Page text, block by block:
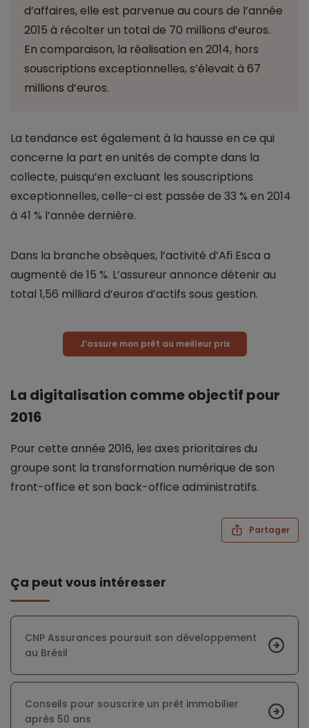
d’affaires, elle est parvenue au cours de l’année
2015 à récolter un total de 70 millions d’euros.
En comparaison, la réalisation en 2014, hors
souscriptions exceptionnelles, s’élevait à 67
millions d’euros.
La tendance est également à la hausse en ce qui
concerne la part en unités de compte dans la
collecte, puisqu’en excluant les souscriptions
exceptionnelles, celle-ci est passée de 33 % en 2014
à 41 % l’année dernière.
Dans la branche obsèques, l’activité d’Afi Esca a
augmenté de 15 %. L’assureur annonce détenir au
total 1,56 milliard d’euros d’actifs sous gestion.
J’assure mon prêt au meilleur prix
La digitalisation comme objectif pour
2016
Pour cette année 2016, les axes prioritaires du
groupe sont la transformation numérique de son
front-office et son back-office administratifs.
Partager
Ça peut vous intéresser
CNP Assurances poursuit son développement
au Brésil
Conseils pour souscrire un prêt immobilier
après 50 ans